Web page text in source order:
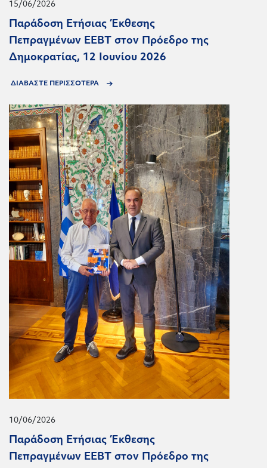
15/06/2026
Παράδοση Ετήσιας Έκθεσης
Πεπραγμένων ΕΕΒΤ στον Πρόεδρο της
Δημοκρατίας, 12 Ιουνίου 2026
ΔΙΑΒΑΣΤΕ ΠΕΡΙΣΣΟΤΕΡΑ
10/06/2026
Παράδοση Ετήσιας Έκθεσης
Πεπραγμένων ΕΕΒΤ στον Πρόεδρο της